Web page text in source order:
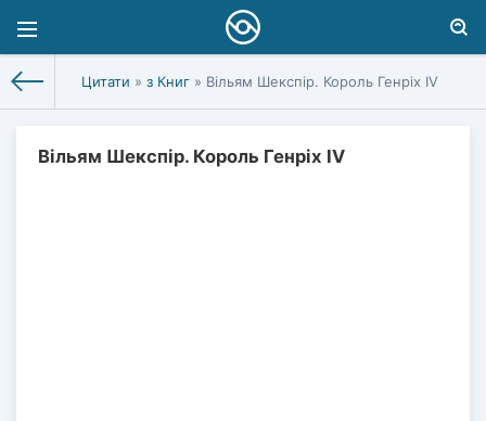
Цитати » з Книг » Вільям Шекспір. Король Генріх IV
Вільям Шекспір. Король Генріх IV